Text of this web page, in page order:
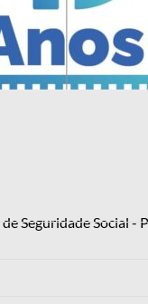
Seguridade Social -